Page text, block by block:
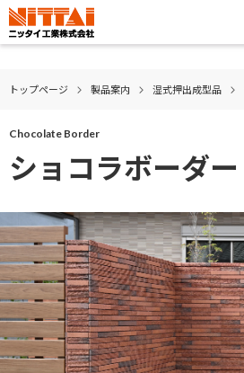
トップページ 製品案内 湿式押出成型品
Chocolate Border
ショコラボーダー